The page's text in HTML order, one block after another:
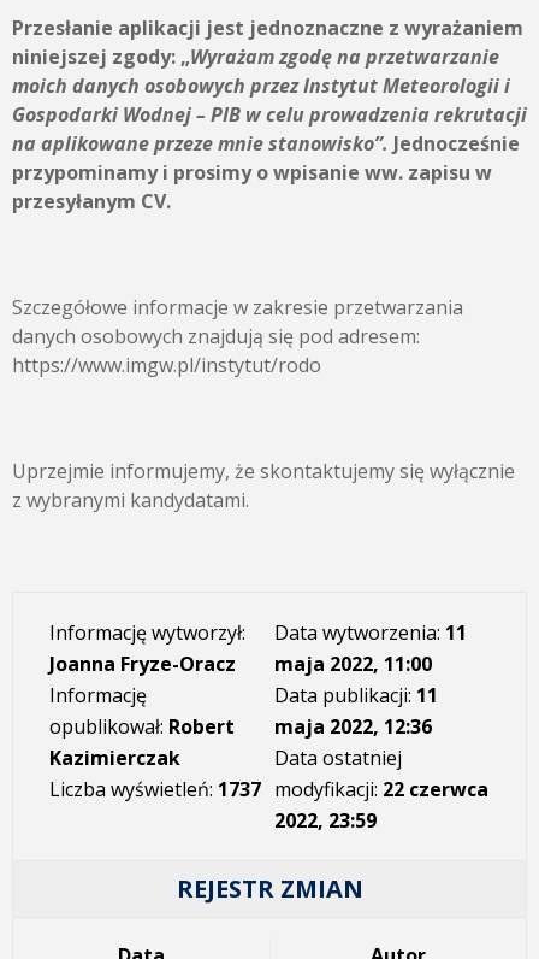
Przesłanie aplikacji jest jednoznaczne z wyrażaniem
niniejszej zgody: „Wyrażam zgodę na przetwarzanie
moich danych osobowych przezInstytut Meteorologii i
Gospodarki Wodnej – PIB w celu prowadzenia rekrutacji
na aplikowane przeze mnie stanowisko”. Jednocześnie
przypominamy i prosimy o wpisanie ww. zapisu w
przesyłanym CV.
Szczegółowe informacje w zakresie przetwarzania
danych osobowych znajdują się pod adresem:
https://www.imgw.pl/instytut/rodo
Uprzejmie informujemy, że skontaktujemy się wyłącznie
z wybranymi kandydatami.
Informację wytworzył:
Joanna Fryze-Oracz
Informację
opublikował: Robert
Kazimierczak
Liczba wyświetleń: 1737
Data wytworzenia: 11
maja 2022, 11:00
Data publikacji: 11
maja 2022, 12:36
Data ostatniej
modyfikacji: 22 czerwca
2022, 23:59
REJESTR ZMIAN